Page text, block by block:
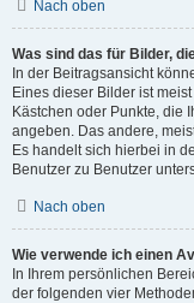
Nach oben
Was sind das für Bilder,
In der Beitragsansicht
Eines dieser Bilder ist
Kästchen oder Punkte, die
angeben. Das andere,
Es handelt sich hierbei in
Benutzer zu Benutzer
Nach oben
Wie verwende ich einen
In Ihrem persönlichen
der folgenden vier